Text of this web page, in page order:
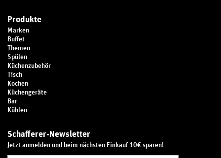
Produkte
Marken
Buffet
Themen
Spülen
Küchenzubehör
Tisch
Kochen
Küchengeräte
Bar
Kühlen
Schafferer-Newsletter
Jetzt anmelden und beim nächsten Einkauf 10€ sparen!